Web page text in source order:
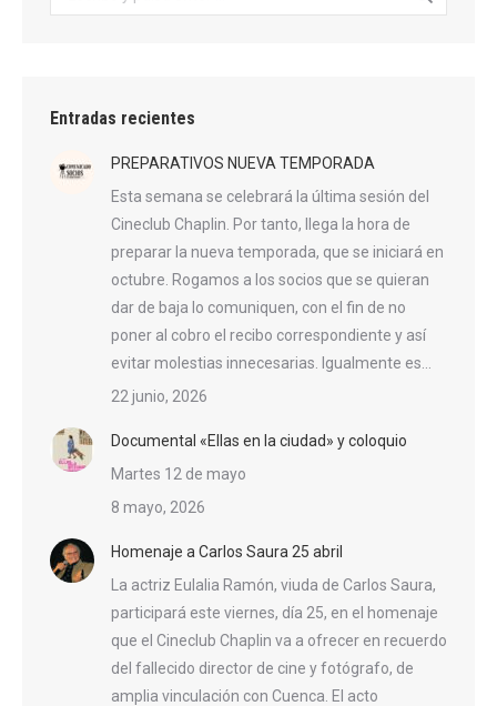
Entradas recientes
PREPARATIVOS NUEVA TEMPORADA
Esta semana se celebrará la última sesión del
Cineclub Chaplin. Por tanto, llega la hora de
preparar la nueva temporada, que se iniciará en
octubre. Rogamos a los socios que se quieran
dar de baja lo comuniquen, con el fin de no
poner al cobro el recibo correspondiente y así
evitar molestias innecesarias. Igualmente es…
22 junio, 2026
Documental «Ellas en la ciudad» y coloquio
Martes 12 de mayo
8 mayo, 2026
Homenaje a Carlos Saura 25 abril
La actriz Eulalia Ramón, viuda de Carlos Saura,
participará este viernes, día 25, en el homenaje
que el Cineclub Chaplin va a ofrecer en recuerdo
del fallecido director de cine y fotógrafo, de
amplia vinculación con Cuenca. El acto